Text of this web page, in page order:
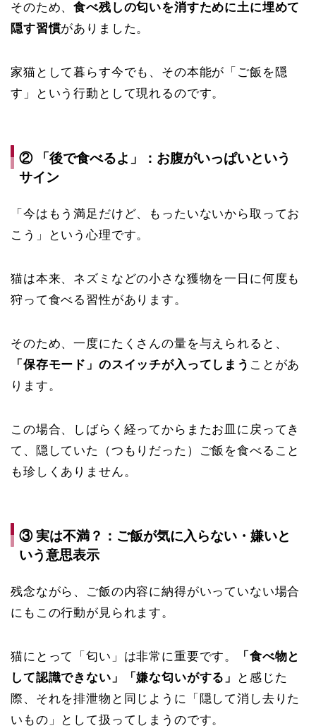
そのため、食べ残しの匂いを消すために土に埋めて
隠す習慣がありました。
家猫として暮らす今でも、その本能が「ご飯を隠
す」という行動として現れるのです。
② 「後で食べるよ」：お腹がいっぱいという
サイン
「今はもう満足だけど、もったいないから取ってお
こう」という心理です。
猫は本来、ネズミなどの小さな獲物を一日に何度も
狩って食べる習性があります。
そのため、一度にたくさんの量を与えられると、
「保存モード」のスイッチが入ってしまう ことがあ
ります。
この場合、しばらく経ってからまたお皿に戻ってき
て、隠していた（つもりだった）ご飯を食べること
も珍しくありません。
③ 実は不満？：ご飯が気に入らない・嫌いと
いう意思表示
残念ながら、ご飯の内容に納得がいっていない場合
にもこの行動が見られます。
猫にとって「匂い」は非常に重要です。
「食べ物と
して認識できない」「嫌な匂いがする」
と感じた
際、それを排泄物と同じように「隠して消し去りた
いもの」として扱ってしまうのです。